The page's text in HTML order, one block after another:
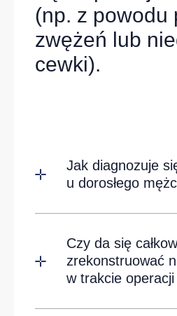
(np. z powodu
zwężeń lub
cewki).
Jak diagnozuje
u dorosłego
Czy da się
zrekonstruować
w trakcie